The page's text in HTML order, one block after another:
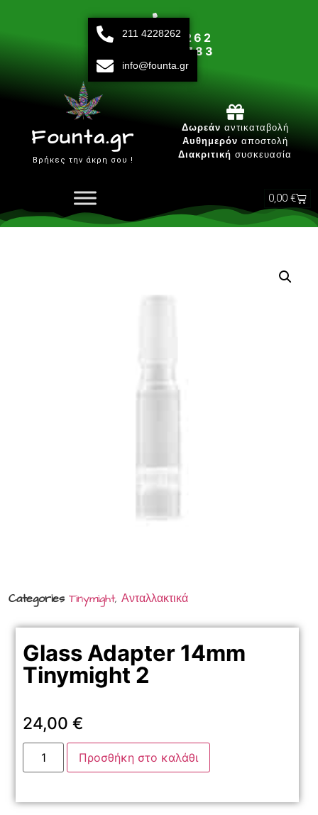
211 42 28 262
693 15 80 783
Δευτ-Παρ 10:00 - 20:00
Founta.gr
Βρήκες την άκρη σου !
Δωρεάν αντικαταβολή
Αυθημερόν αποστολή
Διακριτική συσκευασία
0,00 €
Categories Tinymight, Ανταλλακτικά
Glass Adapter 14mm
Tinymight 2
24,00 €
Προσθήκη στο καλάθι
211 4228262
info@founta.gr